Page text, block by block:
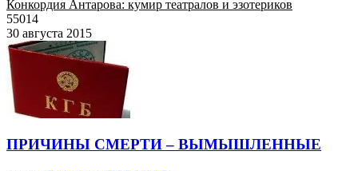
Конкордия Антарова: кумир театралов и эзотериков
55014
30 августа 2015
ПРИЧИНЫ СМЕРТИ – ВЫМЫШЛЕННЫЕ